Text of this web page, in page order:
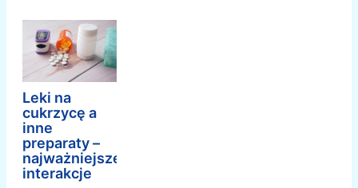
Leki na
cukrzycę a
inne
preparaty –
najważniejsze
interakcje